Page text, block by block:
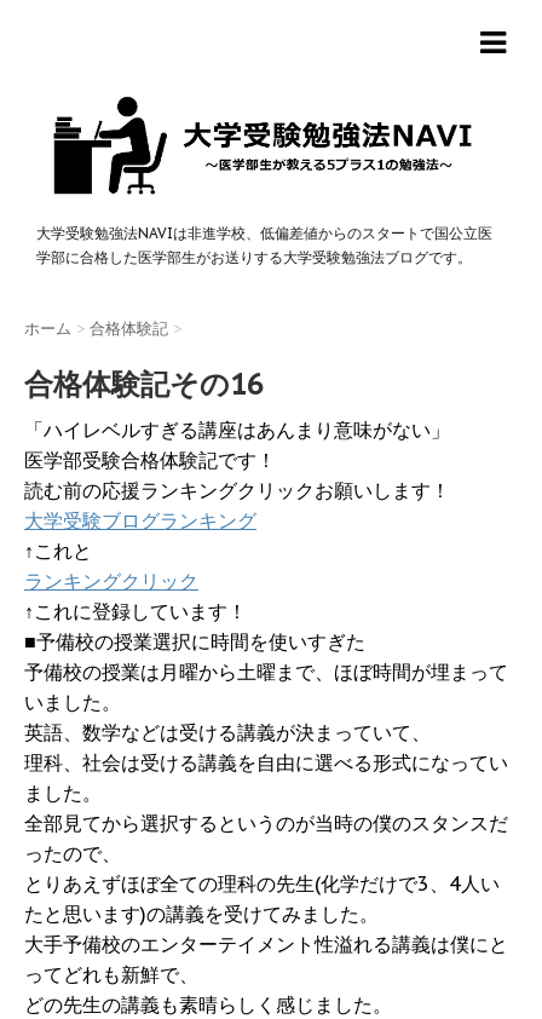
大学受験勉強法NAVIは非進学校、低偏差値からのスタートで国公立医
学部に合格した医学部生がお送りする大学受験勉強法ブログです。
ホーム > 合格体験記 >
合格体験記その16
「ハイレベルすぎる講座はあんまり意味がない」
医学部受験合格体験記です！
読む前の応援ランキングクリックお願いします！
大学受験ブログランキング
↑これと
ランキングクリック
↑これに登録しています！
■予備校の授業選択に時間を使いすぎた
予備校の授業は月曜から土曜まで、ほぼ時間が埋まって
いました。
英語、数学などは受ける講義が決まっていて、
理科、社会は受ける講義を自由に選べる形式になってい
ました。
全部見てから選択するというのが当時の僕のスタンスだ
ったので、
とりあえずほぼ全ての理科の先生(化学だけで3、4人い
たと思います)の講義を受けてみました。
大手予備校のエンターテイメント性溢れる講義は僕にと
ってどれも新鮮で、
どの先生の講義も素晴らしく感じました。